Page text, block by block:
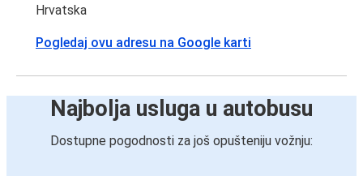
Hrvatska
Pogledaj ovu adresu na Google karti
Najbolja usluga u autobusu
Dostupne pogodnosti za još opušteniju vožnju: